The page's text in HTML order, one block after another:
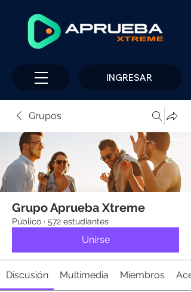
INGRESAR
Grupos
Grupo Aprueba Xtreme
Público · 572 estudiantes
Unirse
Discusión Multimedia Miembros